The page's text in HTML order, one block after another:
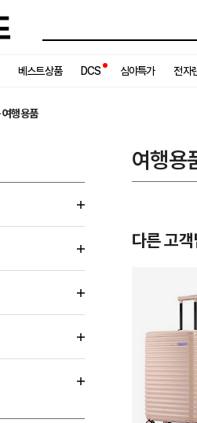
베스트상품 DCS 심야특가 전자
여행용품
여행용
다른 고